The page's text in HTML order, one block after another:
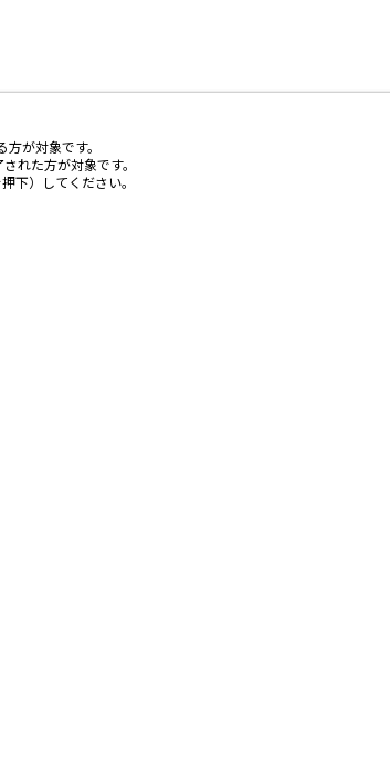
が対象です。
れた方が対象です。
下）してください。